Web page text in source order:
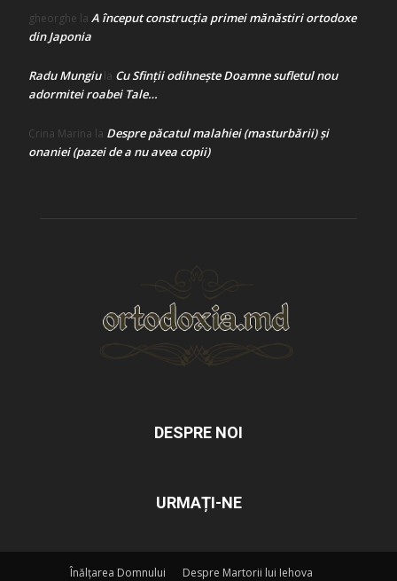
gheorghe la A început construcţia primei mănăstiri ortodoxe
din Japonia
Radu Mungiula Cu Sfinții odihnește Doamne sufletul nou
adormitei roabei Tale…
Crina Marina la Despre păcatul malahiei (masturbării) şi
onaniei (pazei de a nu avea copii)
DESPRE NOI
URMAȚI-NE
Înălțarea Domnului Despre Martorii lui Iehova